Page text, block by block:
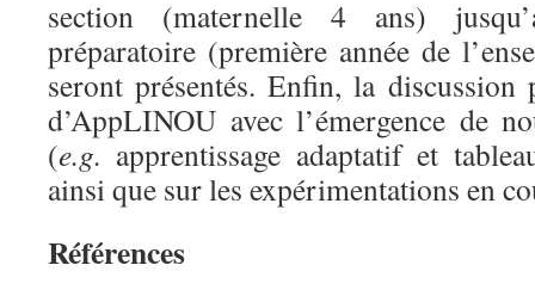
section (maternelle 4 ans)
préparatoire (première année de
seront présentés. Enfin, la
d’AppLINOU avec l’émergence de
(e.g. apprentissage adaptatif et
ainsi que sur les expérimentations en
Références